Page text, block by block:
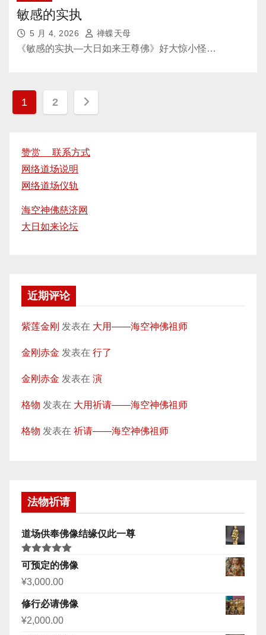
敏感的实执
5 月 4, 2026 禅蝶天母
《敏感的实执—大日如来王尊佛》好大惊小怪…
文
分
页
1 2
赞赏 联系方式
网络道场说明
网络道场仪轨
海空神佛慈济网
大日如来论坛
近期评论
紫莲金刚 发表在 大用——海空神佛祖师
金刚赤金 发表在 行了
金刚赤金 发表在 演
格物 发表在 大用祈请——海空神佛祖师
格物 发表在 祈请——海空神佛祖师
法物祈请
道场供奉佛像结缘仅此一尊
评分5.00
&sol; 5
可预定的佛像
¥3,000.00
修行必请佛像
¥2,000.00